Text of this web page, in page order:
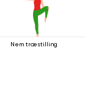
Nem træstilling